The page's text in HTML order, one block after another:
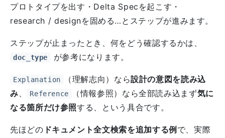
プロトタイプを出す・Delta Specを起こす・
research / designを固める…とステップが進みます。
ステップが止まったとき、何をどう確認するかは、
doc_type が参考になります。
Explanation （理解志向）なら設計の意図を読み込
み、 Reference （情報参照）なら全部読み込まず気に
なる箇所だけ参照する、という具合です。
先ほどの ドキュメント全文検索を追加する例 で、実際